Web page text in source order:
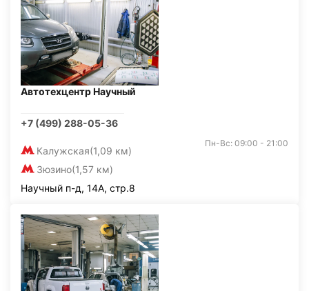
Автотехцентр Научный
+7 (499) 288-05-36
Калужская(1,09 км)
Зюзино(1,57 км)
Пн-Вс: 09:00 - 21:00
Научный п-д, 14А, стр.8